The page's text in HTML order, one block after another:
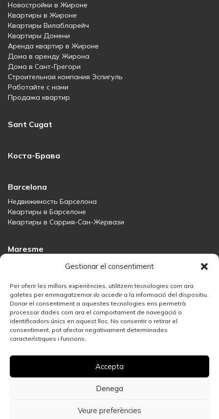
Gestionar el consentiment
Per oferir les millors experiències, utilitzem tecnologies com ara
galetes per emmagatzemar i/o accedir a la informació del dispositiu.
Donar el consentiment a aquestes tecnologies ens permetrà
processar dades com ara el comportament de navegació o
identificadors únics en aquest lloc. No consentir o retirar el
consentiment, pot afectar negativament determinades
característiques i funcions.
Accepta
Denega
Veure preferències
Новостройки в Жироне
Квартиры в Жироне
Квартиры Вилабларейч
Квартиры Домени
Аренда квартир в Жироне
Дома в аренду Жирона
Дома в Сант-Грегори
Строительная компания Эспигуль
Работайте с нами
Продажа квартир
Sant Cugat
Коста-Брава
Barcelona
Недвижимость Барселона
Квартиры в Барселоне
Квартиры в Саррия-Сан-Жервази
Maresme
Immobiliària Maresme
Дома на продажу в Тиане
Дома на продажу в Тейе
Дома на продажу в Маресме
Madrid
Решение в сфере недвижимости в Саламанке
Лучшие районы Мадрида для инвестиций в недвижимость
Дома на продажу в Мадриде
Продайте свою недвижимость